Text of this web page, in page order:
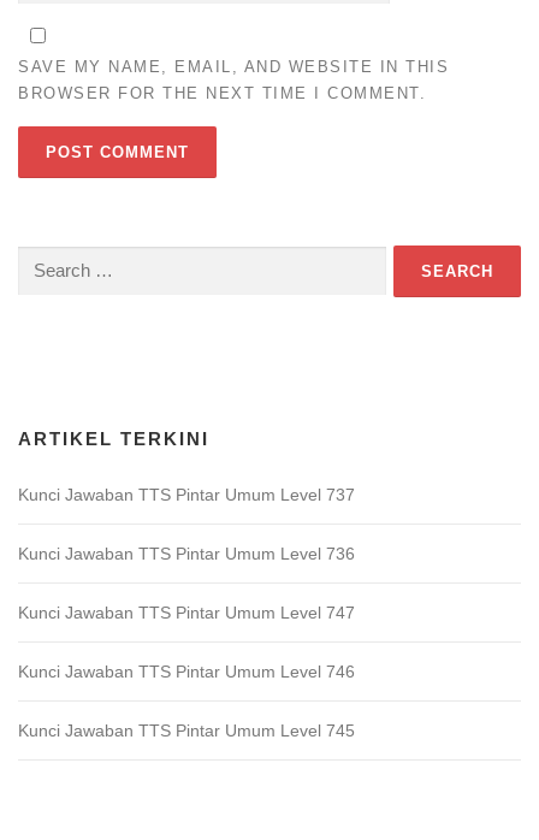
SAVE MY NAME, EMAIL, AND WEBSITE IN THIS
BROWSER FOR THE NEXT TIME I COMMENT.
Search
ARTIKEL TERKINI
Kunci Jawaban TTS Pintar Umum Level 737
Kunci Jawaban TTS Pintar Umum Level 736
Kunci Jawaban TTS Pintar Umum Level 747
Kunci Jawaban TTS Pintar Umum Level 746
Kunci Jawaban TTS Pintar Umum Level 745